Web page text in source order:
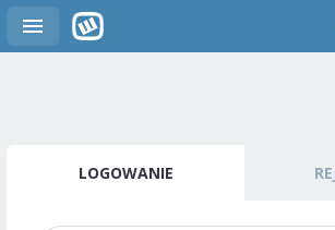
LOGOWANIE